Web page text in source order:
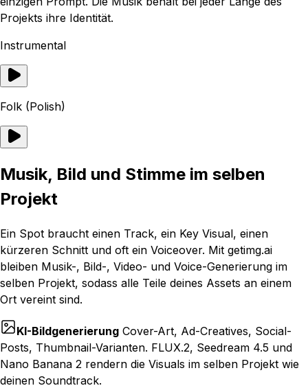
Projekts ihre Identität.
Instrumental
Folk (Polish)
Musik, Bild und Stimme im selben
Projekt
Ein Spot braucht einen Track, ein Key Visual, einen
kürzeren Schnitt und oft ein Voiceover. Mit getimg.ai
bleiben Musik-, Bild-, Video- und Voice-Generierung im
selben Projekt, sodass alle Teile deines Assets an einem
Ort vereint sind.
KI-Bildgenerierung Cover-Art, Ad-Creatives, Social-
Posts, Thumbnail-Varianten. FLUX.2, Seedream 4.5 und
Nano Banana 2 rendern die Visuals im selben Projekt wie
deinen Soundtrack.